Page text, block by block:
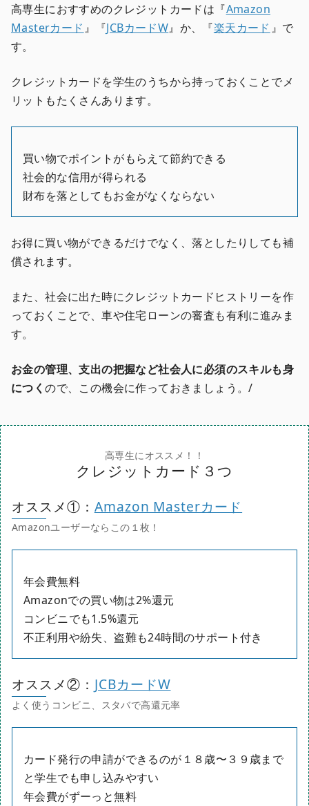
高専生におすすめのクレジットカードは『Amazon
Masterカード 』『JCBカードW』か、『楽天カード 』で
す。
クレジットカードを学生のうちから持っておくことでメ
リットもたくさんあります。
買い物でポイントがもらえて節約できる
社会的な信用が得られる
財布を落としてもお金がなくならない
お得に買い物ができるだけでなく、落としたりしても補
償されます。
また、社会に出た時にクレジットカードヒストリーを作
っておくことで、車や住宅ローンの審査も有利に進みま
す。
お金の管理、支出の把握など社会人に必須のスキルも身
につくので、この機会に作っておきましょう。/
クレジットカード３つ
オススメ①： Amazon Masterカード
年会費無料
Amazonでの買い物は2%還元
コンビニでも1.5%還元
不正利用や紛失、盗難も24時間のサポート付き
オススメ②： JCBカードW
カード発行の申請ができるのが１８歳〜３９歳まで
と学生でも申し込みやすい
年会費がずーっと無料